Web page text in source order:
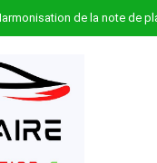
de la note de